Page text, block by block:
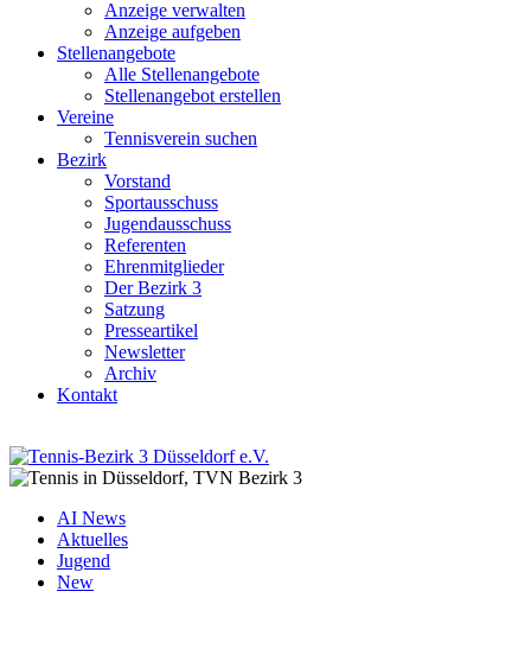
Anzeige verwalten
Anzeige aufgeben
Stellenangebote
Alle Stellenangebote
Stellenangebot erstellen
Vereine
Tennisverein suchen
Bezirk
Vorstand
Sportausschuss
Jugendausschuss
Referenten
Ehrenmitglieder
Der Bezirk 3
Satzung
Presseartikel
Newsletter
Archiv
Kontakt
AI News
Aktuelles
Jugend
New